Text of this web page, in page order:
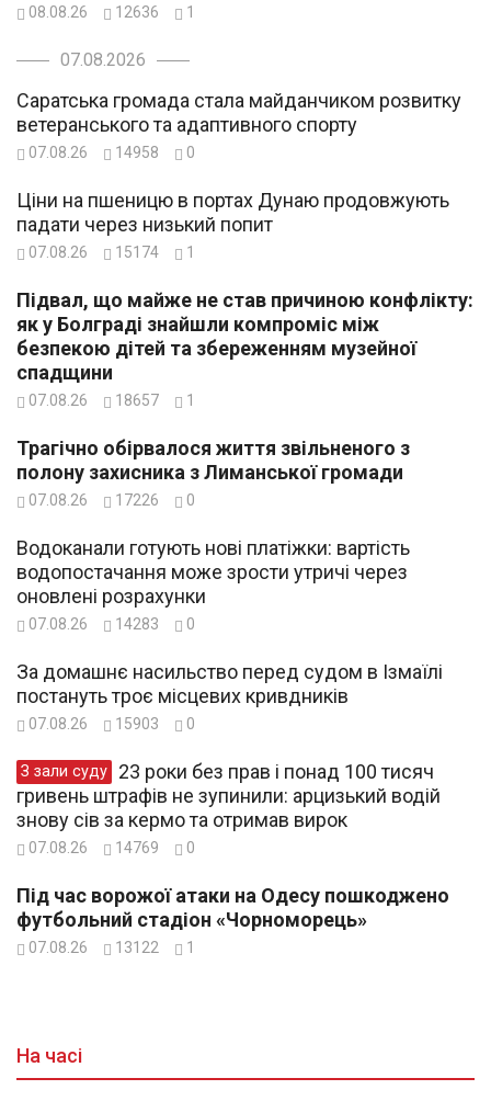
08.08.26 12636 1
07.08.2026
Саратська громада стала майданчиком розвитку
ветеранського та адаптивного спорту
07.08.26 14958 0
Ціни на пшеницю в портах Дунаю продовжують
падати через низький попит
07.08.26 15174 1
Підвал, що майже не став причиною конфлікту:
як у Болграді знайшли компроміс між
безпекою дітей та збереженням музейної
спадщини
07.08.26 18657 1
Трагічно обірвалося життя звільненого з
полону захисника з Лиманської громади
07.08.26 17226 0
Водоканали готують нові платіжки: вартість
водопостачання може зрости утричі через
оновлені розрахунки
07.08.26 14283 0
За домашнє насильство перед судом в Ізмаїлі
постануть троє місцевих кривдників
07.08.26 15903 0
З зали суду
гривень штрафів не зупинили: арцизький водій
знову сів за кермо та отримав вирок
07.08.26 14769 0
Під час ворожої атаки на Одесу пошкоджено
футбольний стадіон «Чорноморець»
07.08.26 13122 1
На часі